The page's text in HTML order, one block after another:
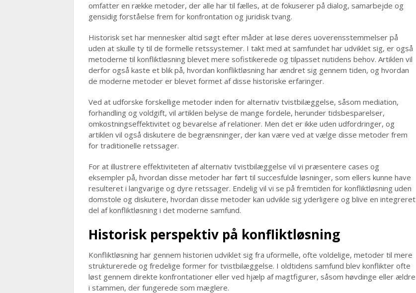
omfatter en række metoder, der alle har til fælles, at de fokuserer på dialog, samarbejde og
gensidig forståelse frem for konfrontation og juridisk tvang.
Historisk set har mennesker altid søgt efter måder at løse deres uoverensstemmelser på
uden at skulle ty til de formelle retssystemer. I takt med at samfundet har udviklet sig, er også
metoderne til konfliktløsning blevet mere sofistikerede og tilpasset nutidens behov. Artiklen vil
derfor også kaste et blik på, hvordan konfliktløsning har ændret sig gennem tiden, og hvordan
de moderne metoder er blevet formet af disse historiske erfaringer.
Ved at udforske forskellige metoder inden for alternativ tvistbilæggelse, såsom mediation,
forhandling og voldgift, vil artiklen belyse de mange fordele, herunder tidsbesparelser,
omkostningseffektivitet og bevarelse af relationer. Men det er ikke uden udfordringer, og
artiklen vil også diskutere de begrænsninger, der kan være ved at vælge disse metoder frem
for traditionelle retssager.
For at illustrere effektiviteten af alternativ tvistbilæggelse vil vi præsentere cases og
eksempler på, hvordan disse metoder har ført til succesfulde løsninger, som ellers kunne have
resulteret i langvarige og dyre retssager. Endelig vil vi se på fremtiden for konfliktløsning uden
domstole og diskutere, hvordan disse metoder kan udvikle sig yderligere og blive en integreret
del af konfliktløsning i det moderne samfund.
Historisk perspektiv på konfliktløsning
Konfliktløsning har gennem historien udviklet sig fra uformelle, ofte voldelige, metoder til mere
strukturerede og fredelige former for tvistbilæggelse. I oldtidens samfund blev konflikter ofte
løst gennem direkte konfrontationer eller ved hjælp af magtfigurer, såsom høvdinge eller ældre
i stammen, der fungerede som mæglere.